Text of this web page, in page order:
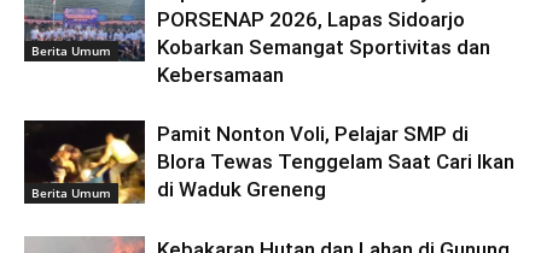
Berita Umum
PORSENAP 2026, Lapas Sidoarjo
Kobarkan Semangat Sportivitas dan
Kebersamaan
Berita Umum
Pamit Nonton Voli, Pelajar SMP di
Blora Tewas Tenggelam Saat Cari Ikan
di Waduk Greneng